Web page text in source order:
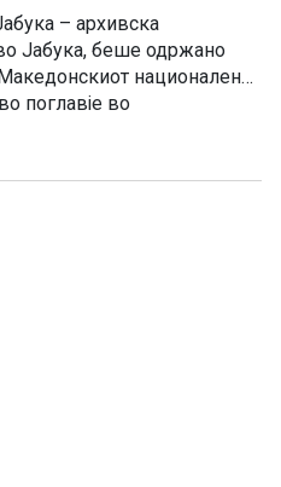
– архивска
Јабука, беше одржано
национален
поглавје во
на македонската
34 активни